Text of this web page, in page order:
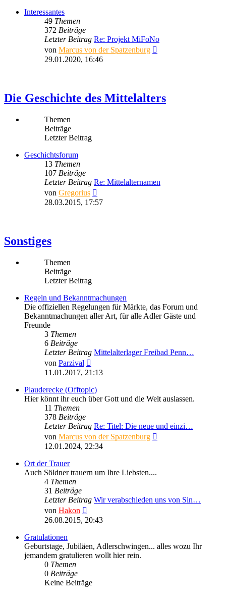
Interessantes
49 Themen
372 Beiträge
Letzter Beitrag Re: Projekt MiFoNo
von Marcus von der Spatzenburg
29.01.2020, 16:46
Die Geschichte des Mittelalters
Themen
Beiträge
Letzter Beitrag
Geschichtsforum
13 Themen
107 Beiträge
Letzter Beitrag Re: Mittelalternamen
von Gregorius
Beitrag
28.03.2015, 17:57
Sonstiges
Themen
Beiträge
Letzter Beitrag
Regeln und Bekanntmachungen
Die offiziellen Regelungen für Märkte, das Forum und
Bekanntmachungen aller Art, für alle Adler Gäste und
Freunde
3 Themen
6 Beiträge
Letzter Beitrag Mittelalterlager Freibad Penn…
von Parzival
Beitrag
11.01.2017, 21:13
Plauderecke (Offtopic)
Hier könnt ihr euch über Gott und die Welt auslassen.
11 Themen
378 Beiträge
Letzter Beitrag Re: Titel: Die neue und einzi…
von Marcus von der Spatzenburg
12.01.2024, 22:34
Ort der Trauer
Auch Söldner trauern um Ihre Liebsten....
4 Themen
31 Beiträge
Letzter Beitrag Wir verabschieden uns von Sin…
von Hakon
Beitrag
26.08.2015, 20:43
Gratulationen
Geburtstage, Jubiläen, Adlerschwingen... alles wozu Ihr
jemandem gratulieren wollt hier rein.
0 Themen
0 Beiträge
Keine Beiträge